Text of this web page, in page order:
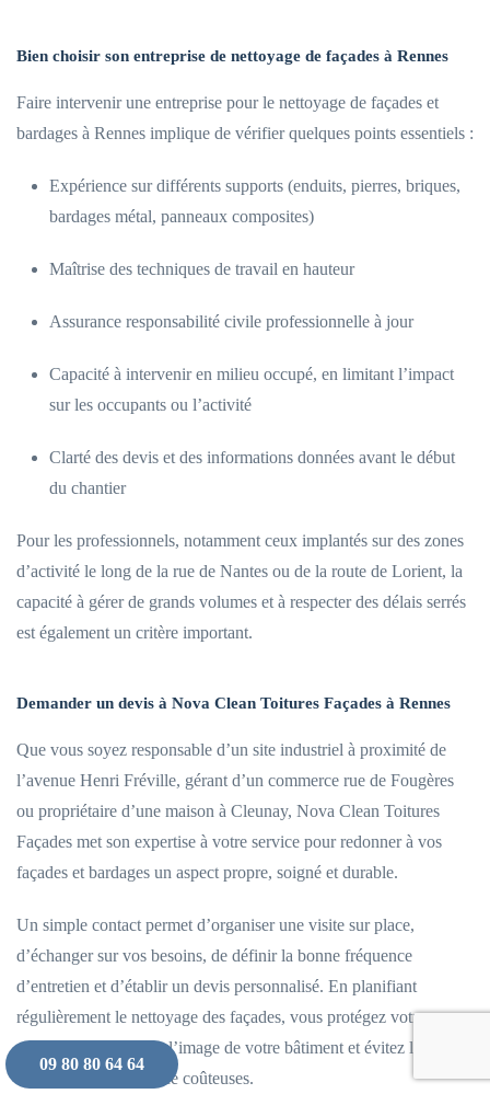
Bien choisir son entreprise de nettoyage de façades à Rennes
Faire intervenir une entreprise pour le nettoyage de façades et
bardages à Rennes implique de vérifier quelques points essentiels :
Expérience sur différents supports (enduits, pierres, briques,
bardages métal, panneaux composites)
Maîtrise des techniques de travail en hauteur
Assurance responsabilité civile professionnelle à jour
Capacité à intervenir en milieu occupé, en limitant l’impact
sur les occupants ou l’activité
Clarté des devis et des informations données avant le début
du chantier
Pour les professionnels, notamment ceux implantés sur des zones
d’activité le long de la rue de Nantes ou de la route de Lorient, la
capacité à gérer de grands volumes et à respecter des délais serrés
est également un critère important.
Demander un devis à Nova Clean Toitures Façades à Rennes
Que vous soyez responsable d’un site industriel à proximité de
l’avenue Henri Fréville, gérant d’un commerce rue de Fougères
ou propriétaire d’une maison à Cleunay, Nova Clean Toitures
Façades met son expertise à votre service pour redonner à vos
façades et bardages un aspect propre, soigné et durable.
Un simple contact permet d’organiser une visite sur place,
d’échanger sur vos besoins, de définir la bonne fréquence
d’entretien et d’établir un devis personnalisé. En planifiant
régulièrement le nettoyage des façades, vous protégez votre
patrimoine, préservez l’image de votre bâtiment et évitez les
interventions d’urgence coûteuses.
09 80 80 64 64